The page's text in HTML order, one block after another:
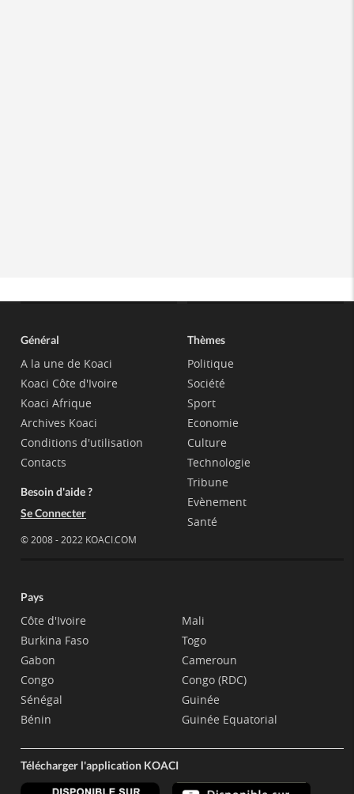
Général
A la une de Koaci
Koaci Côte d'Ivoire
Koaci Afrique
Archives Koaci
Conditions d'utilisation
Contacts
Besoin d'aide ?
Se Connecter
© 2008 - 2022 KOACI.COM
Thèmes
Politique
Société
Sport
Economie
Culture
Technologie
Tribune
Evènement
Santé
Pays
Côte d'Ivoire
Burkina Faso
Gabon
Congo
Sénégal
Bénin
Mali
Togo
Cameroun
Congo (RDC)
Guinée
Guinée Equatorial
Télécharger l'application KOACI